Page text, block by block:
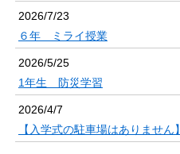
2026/7/23
６年 ミライ授業
2026/5/25
1年生 防災学習
2026/4/7
【入学式の駐車場はありません】